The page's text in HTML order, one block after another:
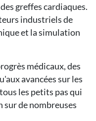
greffes cardiaques.
industriels de
et la simulation
médicaux, des
avancées sur les
les petits pas qui
de nombreuses